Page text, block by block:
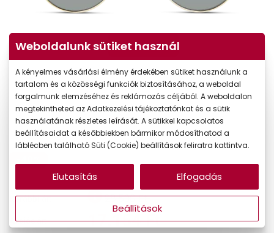
Virtuális próba
Korábbi ár: 28.590 Ft
Akciós ár: 17.154 Ft
Weboldalunk sütiket használ
A kényelmes vásárlási élmény érdekében sütiket használunk a
tartalom és a közösségi funkciók biztosításához, a weboldal
forgalmunk elemzéséhez és reklámozás céljából. A weboldalon
megtekintheted az Adatkezelési tájékoztatónkat és a sütik
használatának részletes leírását. A sütikkel kapcsolatos
beállításaidat a későbbiekben bármikor módosíthatod a
láblécben található Süti (Cookie) beállítások feliratra kattintva.
Beállítások
Elutasítás Elfogadás